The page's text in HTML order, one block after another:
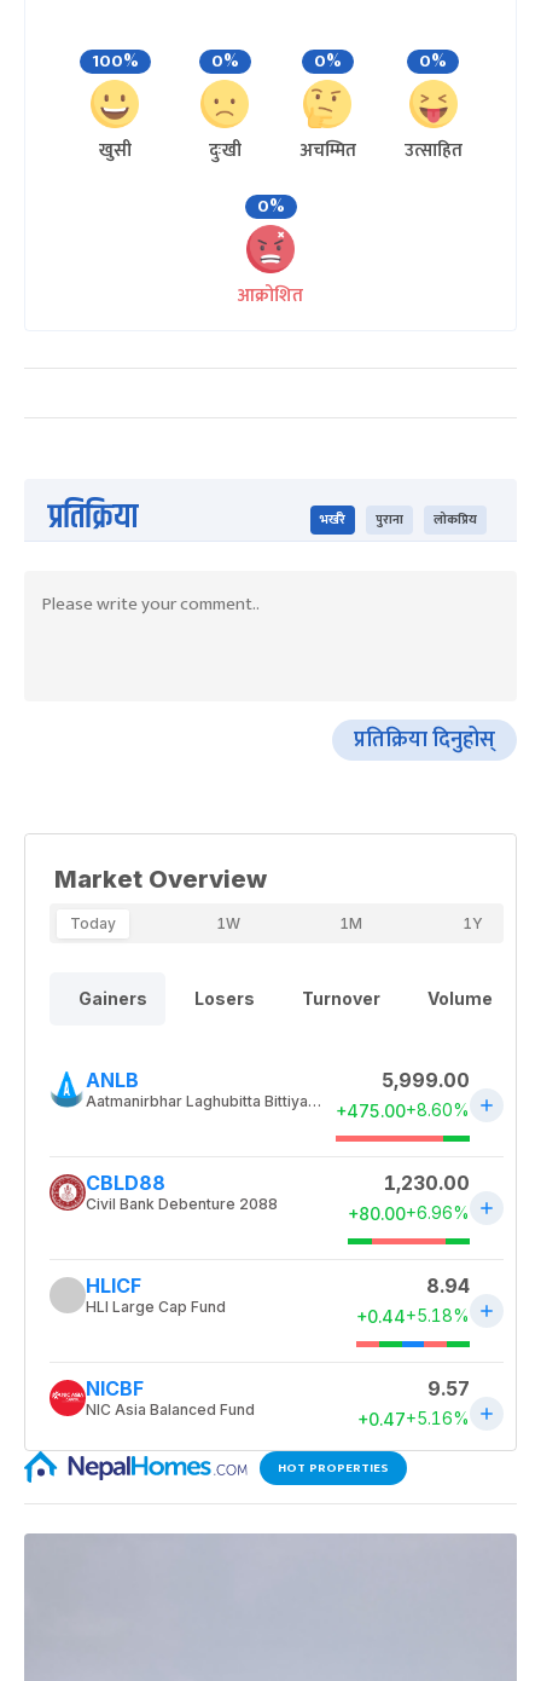
100%
खुसी
0%
दुःखी
0%
अचम्मित
0%
उत्साहित
0%
आक्रोशित
प्रतिक्रिया भर्खरै पुराना लोकप्रिय
प्रतिक्रिया दिनुहोस्
HOT PROPERTIES